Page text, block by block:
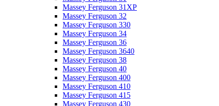
Massey Ferguson 31XP
Massey Ferguson 32
Massey Ferguson 330
Massey Ferguson 34
Massey Ferguson 36
Massey Ferguson 3640
Massey Ferguson 38
Massey Ferguson 40
Massey Ferguson 400
Massey Ferguson 410
Massey Ferguson 415
Massey Ferguson 430